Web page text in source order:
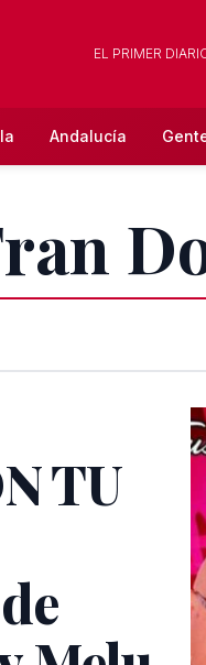
EL PRIMER
Andalucía
TU